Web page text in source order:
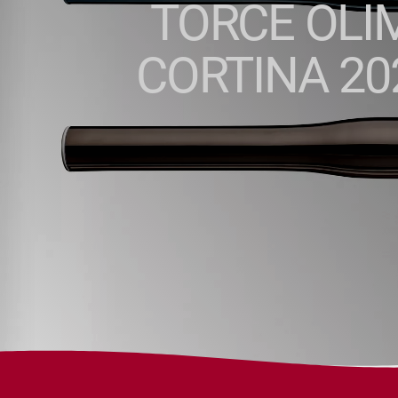
TORCE
CORTINA